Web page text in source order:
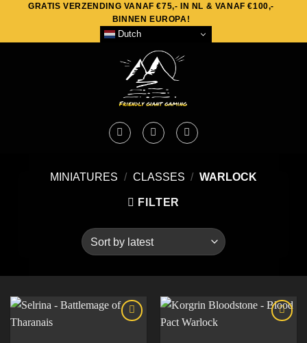
content
GRATIS VERZENDING VANAF €75,- IN NL & VANAF €100,-
BINNEN EUROPA!
Dutch
MINIATURES / CLASSES / WARLOCK
FILTER